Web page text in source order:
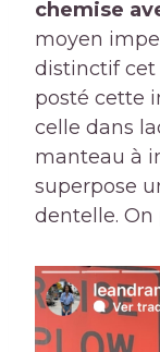
chemise
moyen
distinctif cet
posté cette
celle dans
manteau à
superpose
dentelle.